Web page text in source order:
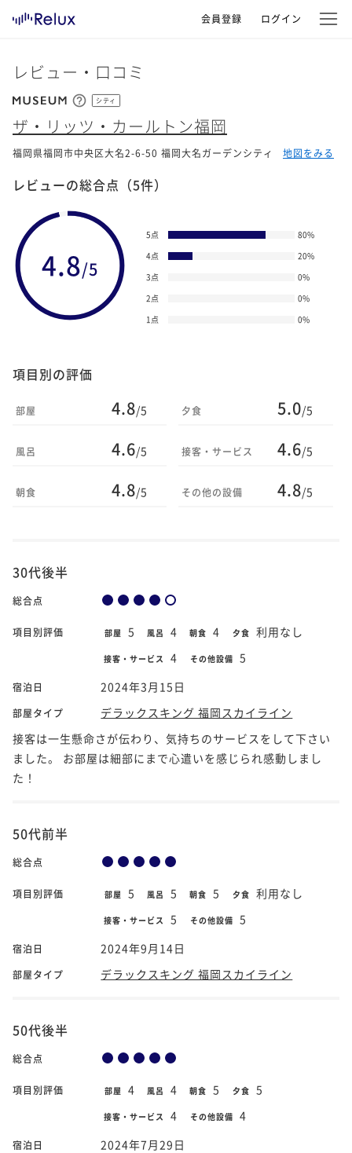
会員登録 ログイン
レビュー・口コミ
シティ
ザ・リッツ・カールトン福岡
福岡県福岡市中央区大名2-6-50 福岡大名ガーデンシティ 地図をみる
レビューの総合点 （5件）
4.8/5
5点 80%
4点
20%
3点
0%
2点
0%
1点
0%
項目別の評価
部屋 4.8/5
風呂 4.6/5
朝食 4.8/5
夕食 5.0/5
接客・サービス 4.6/5
その他の設備 4.8/5
30代後半
総合点
項目別評価 部屋 5 風呂 4 朝食 4 夕食 利用なし
接客・サービス 4 その他設備 5
宿泊日 2024年3月15日
部屋タイプ
デラックスキング 福岡スカイライン
接客は一生懸命さが伝わり、気持ちのサービスをして下さい
ました。 お部屋は細部にまで心遣いを感じられ感動しまし
た！
50代前半
総合点
項目別評価 部屋 5 風呂 5 朝食 5 夕食 利用なし
接客・サービス 5 その他設備 5
宿泊日 2024年9月14日
部屋タイプ デラックスキング 福岡スカイライン
50代後半
総合点
項目別評価 部屋 4 風呂 4 朝食 5 夕食 5
接客・サービス 4 その他設備 4
宿泊日 2024年7月29日